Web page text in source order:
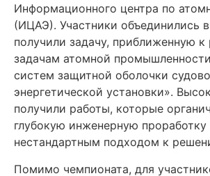
Информационного центра по
(ИЦАЭ). Участники объединились
получили задачу, приближенную
задачам атомной
систем защитной оболочки
энергетической установки».
получили работы, которые
глубокую инженерную
нестандартным подходом к
Помимо чемпионата, для